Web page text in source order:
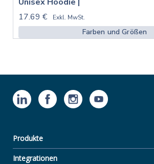
17.69 €
Exkl. MwSt.
Farben und Größen
Produkte
Integrationen